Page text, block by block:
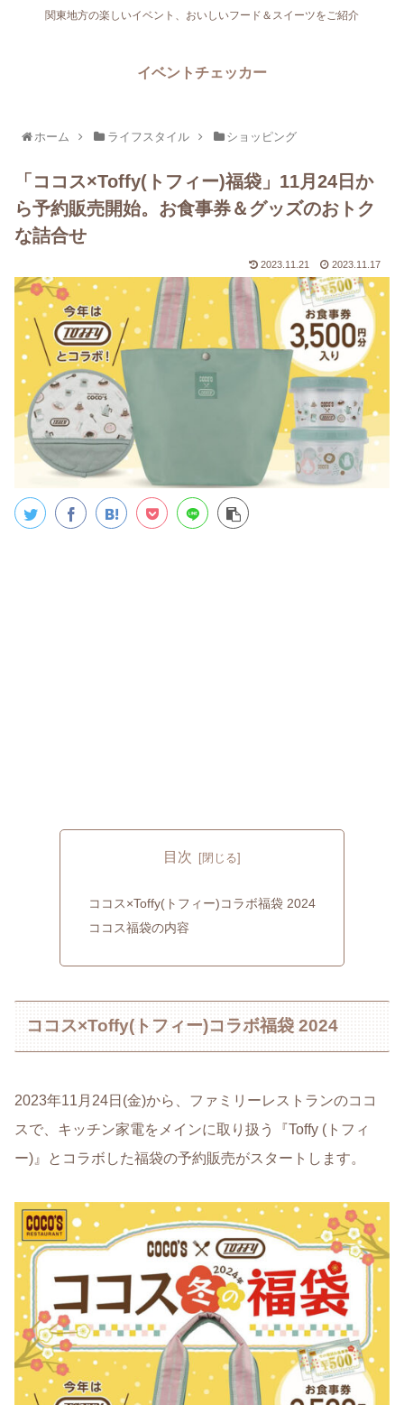
関東地方の楽しいイベント、おいしいフード＆スイーツをご紹介
イベントチェッカー
ホーム ライフスタイル ショッピング
「ココス×Toffy(トフィー)福袋」11月24日か
ら予約販売開始。お食事券＆グッズのおトク
な詰合せ
2023.11.21 2023.11.17
目次
ココス×Toffy(トフィー)コラボ福袋 2024
ココス福袋の内容
ココス×Toffy(トフィー)コラボ福袋 2024
2023年11月24日(金)から、ファミリーレストランのココ
スで、キッチン家電をメインに取り扱う『Toffy (トフィ
ー)』とコラボした福袋の予約販売がスタートします。